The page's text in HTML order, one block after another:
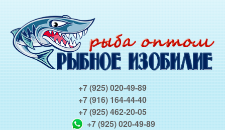
+7 (925) 020-49-89
+7 (916) 164-44-40
+7 (925) 462-20-05
+7 (925) 020-49-89